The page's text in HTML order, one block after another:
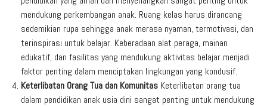
mendukung perkembangan anak. Ruang kelas harus dirancang
sedemikian rupa sehingga anak merasa nyaman, termotivasi, dan
terinspirasi untuk belajar. Keberadaan alat peraga, mainan
edukatif, dan fasilitas yang mendukung aktivitas belajar menjadi
faktor penting dalam menciptakan lingkungan yang kondusif.
Keterlibatan Orang Tua dan Komunitas Keterlibatan orang tua
dalam pendidikan anak usia dini sangat penting untuk mendukung